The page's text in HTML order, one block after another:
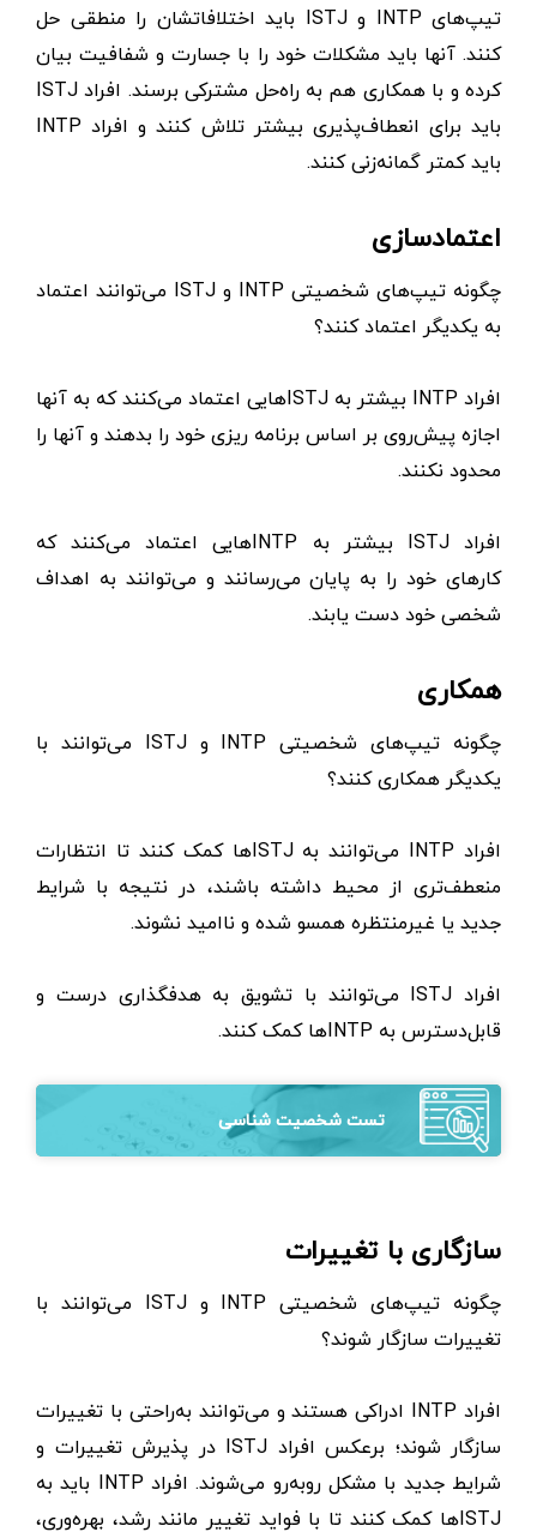
تیپ‌های INTP و ISTJ باید اختلافاتشان را منطقی حل
کنند. آنها باید مشکلات خود را با جسارت و شفافیت بیان
کرده و با همکاری هم به راه‌حل مشترکی برسند. افراد ISTJ
باید برای انعطاف‌پذیری بیشتر تلاش کنند و افراد INTP
باید کمتر گمانه‌زنی کنند.
اعتمادسازی
چگونه تیپ‌های شخصیتی INTP و ISTJ می‌توانند اعتماد
به یکدیگر اعتماد کنند؟
افراد INTP بیشتر به ISTJهایی اعتماد می‌کنند که به آنها
اجازه پیش‌روی بر اساس برنامه ریزی خود را بدهند و آنها را
محدود نکنند.
افراد ISTJ بیشتر به INTPهایی اعتماد می‌کنند که
کارهای خود را به پایان می‌رسانند و می‌توانند به اهداف
شخصی خود دست یابند.
همکاری
چگونه تیپ‌های شخصیتی INTP و ISTJ می‌توانند با
یکدیگر همکاری کنند؟
افراد INTP می‌توانند به ISTJها کمک کنند تا انتظارات
منعطف‌تری از محیط داشته باشند، در ‌نتیجه با شرایط
جدید یا غیرمنتظره همسو شده و ناامید نشوند.
افراد ISTJ می‌توانند با تشویق به هدفگذاری درست و
قابل‌دسترس به INTPها کمک کنند.
تست شخصیت شناسی
سازگاری با تغییرات
چگونه تیپ‌های شخصیتی INTP و ISTJ می‌توانند با
تغییرات سازگار شوند؟
افراد INTP ادراکی هستند و می‌توانند به‌راحتی با تغییرات
سازگار شوند؛ برعکس افراد ISTJ در پذیرش تغییرات و
شرایط جدید با مشکل روبه‌رو می‌شوند. افراد INTP باید به
ISTJها کمک کنند تا با فواید تغییر مانند رشد، بهره‌وری،